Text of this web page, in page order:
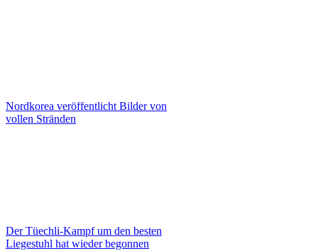
Nordkorea veröffentlicht Bilder von
vollen Stränden
Der Tüechli-Kampf um den besten
Liegestuhl hat wieder begonnen